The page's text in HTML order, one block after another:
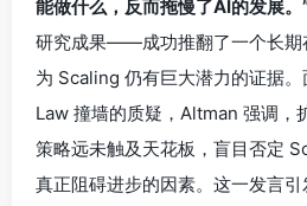
能做什么，反而拖慢了AI的发展。
研究成果——成功推翻了一个长
为 Scaling 仍有巨大潜力的证据
Law 撞墙的质疑，Altman 强调，
策略远未触及天花板，盲目否定
真正阻碍进步的因素。这一发言